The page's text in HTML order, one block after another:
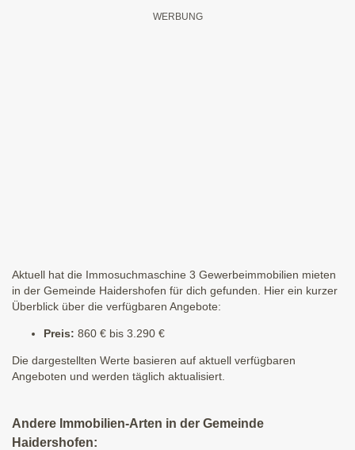
Aktuell hat die Immosuchmaschine 3 Gewerbeimmobilien mieten
in der Gemeinde Haidershofen für dich gefunden. Hier ein kurzer
Überblick über die verfügbaren Angebote:
Preis: 860 € bis 3.290 €
Die dargestellten Werte basieren auf aktuell verfügbaren
Angeboten und werden täglich aktualisiert.
Andere Immobilien-Arten in der Gemeinde
Haidershofen: